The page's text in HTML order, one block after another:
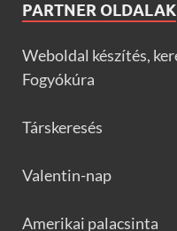
PARTNER OLDALAK
Weboldal készítés,
Fogyókúra
Társkeresés
Valentin-nap
Amerikai palacsinta